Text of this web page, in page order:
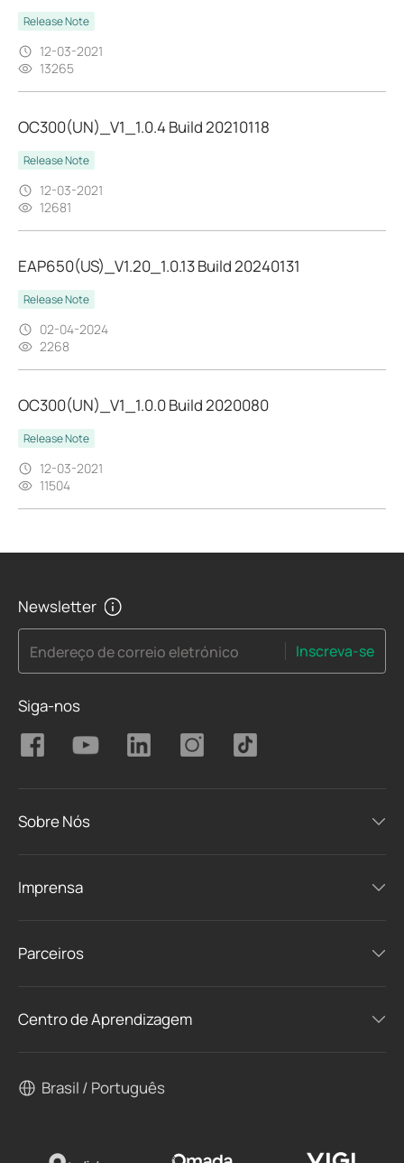
Release Note
12-03-2021
13265
OC300(UN)_V1_1.0.4 Build 20210118
Release Note
12-03-2021
12681
EAP650(US)_V1.20_1.0.13 Build 20240131
Release Note
02-04-2024
2268
OC300(UN)_V1_1.0.0 Build 2020080
Release Note
12-03-2021
11504
Newsletter
Endereço de correio eletrónico Inscreva-se
Siga-nos
Sobre Nós
Imprensa
Parceiros
Centro de Aprendizagem
Brasil / Português